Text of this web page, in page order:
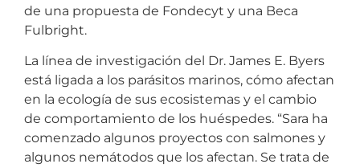
de una propuesta de Fondecyt y una Beca
Fulbright.
La línea de investigación del Dr. James E. Byers
está ligada a los parásitos marinos, cómo afectan
en la ecología de sus ecosistemas y el cambio
de comportamiento de los huéspedes. “Sara ha
comenzado algunos proyectos con salmones y
algunos nemátodos que los afectan. Se trata de